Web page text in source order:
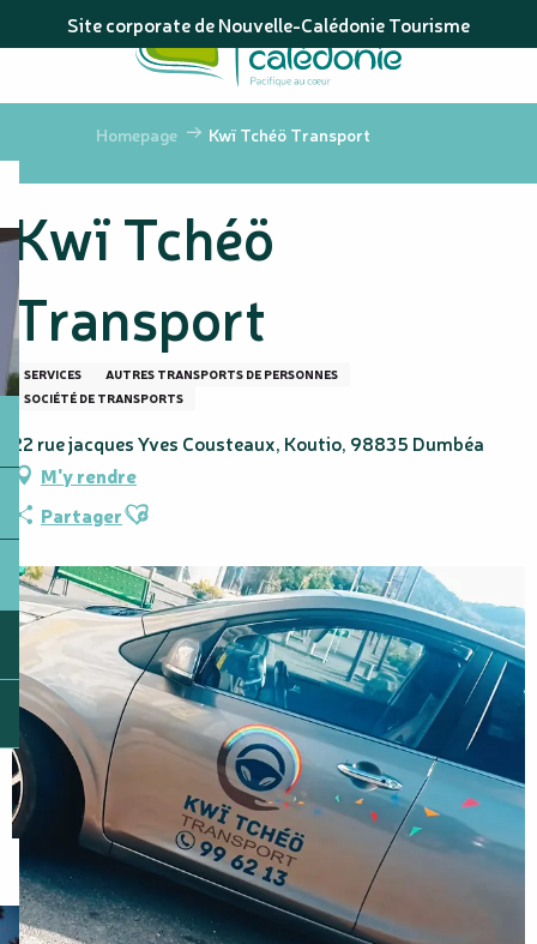
au
principal
Site corporate de Nouvelle-Calédonie Tourisme
Homepage Kwï Tchéö Transport
Kwï Tchéö
Transport
SERVICES
AUTRES TRANSPORTS DE PERSONNES
SOCIÉTÉ DE TRANSPORTS
22 rue jacques Yves Cousteaux, Koutio, 98835 Dumbéa
M'y rendre
PartagerAjouter aux favoris